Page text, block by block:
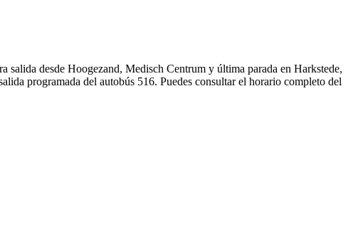
salida desde Hoogezand, Medisch Centrum y última parada en Harkstede,
programada del autobús 516. Puedes consultar el horario completo del